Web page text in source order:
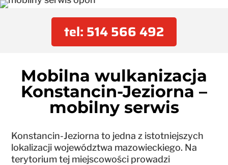
tel: 514 566 492
Mobilna wulkanizacja
Konstancin-Jeziorna –
mobilny serwis
Konstancin-Jeziorna to jedna z istotniejszych
lokalizacji województwa mazowieckiego. Na
terytorium tej miejscowości prowadzi